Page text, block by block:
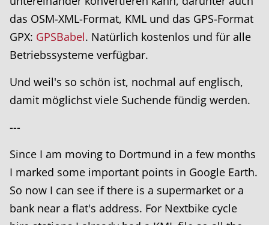
das OSM-XML-Format, KML und das GPS-Format
GPX: GPSBabel. Natürlich kostenlos und für alle
Betriebssysteme verfügbar.
Und weil's so schön ist, nochmal auf englisch,
damit möglichst viele Suchende fündig werden.
---
Since I am moving to Dortmund in a few months
I marked some important points in Google Earth.
So now I can see if there is a supermarket or a
bank near a flat's address. For Nextbike cycle